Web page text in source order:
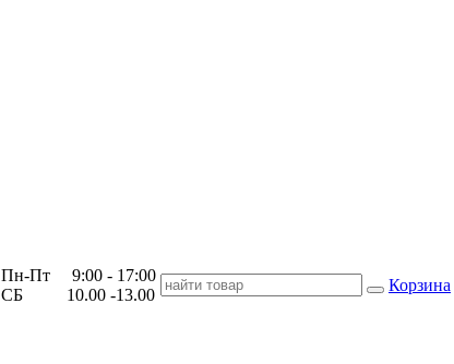
Пн-Пт 9:00 - 17:00
СБ 10.00 -13.00
Корзина